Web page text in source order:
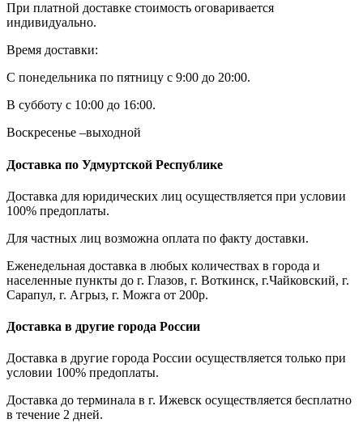
При платной доставке стоимость оговаривается
индивидуально.
Время доставки:
С понедельника по пятницу с 9:00 до 20:00.
В субботу с 10:00 до 16:00.
Воскресенье –выходной
Доставка по Удмуртской Республике
Доставка для юридических лиц осуществляется при условии
100% предоплаты.
Для частных лиц возможна оплата по факту доставки.
Еженедельная доставка в любых количествах в города и
населенные пункты до г. Глазов, г. Воткинск, г.Чайковский, г.
Сарапул, г. Агрыз, г. Можга от 200р.
Доставка в другие города России
Доставка в другие города России осуществляется только при
условии 100% предоплаты.
Доставка до терминала в г. Ижевск осуществляется бесплатно
в течение 2 дней.